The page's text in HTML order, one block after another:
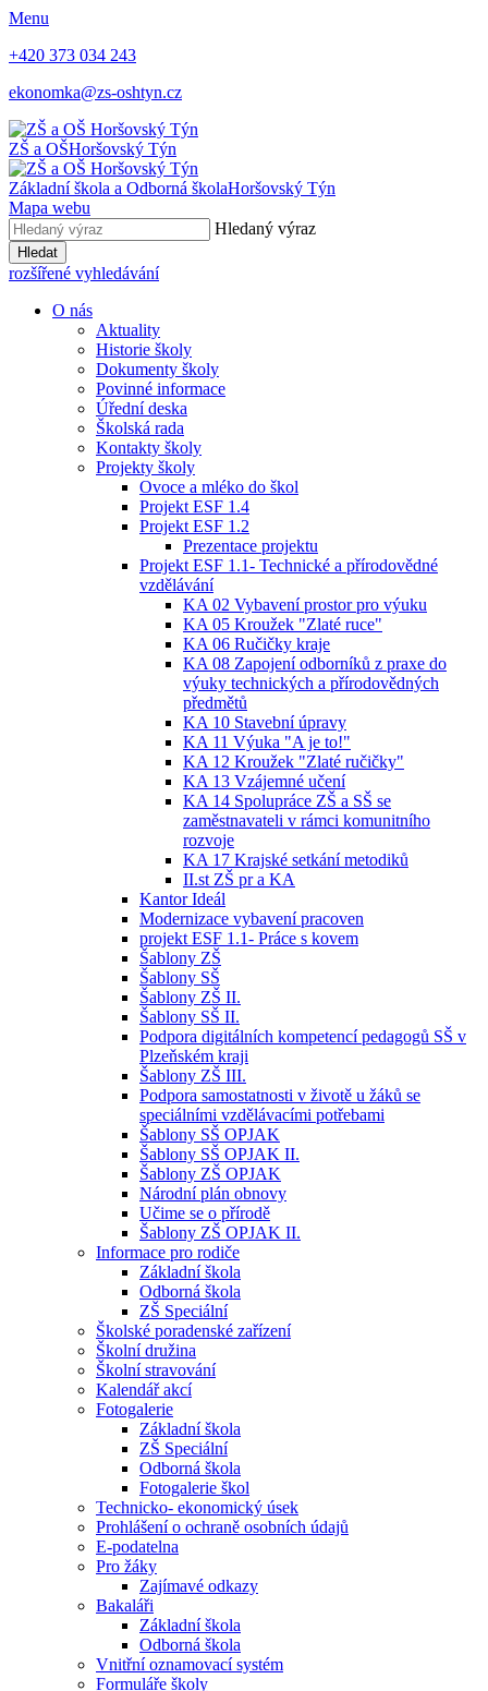
Menu
+420 373 034 243
ekonomka@zs-oshtyn.cz
ZŠ a OŠHoršovský Týn
Základní škola a Odborná školaHoršovský Týn
Mapa webu
Hledaný výraz
Hledat
rozšířené vyhledávání
O nás
Aktuality
Historie školy
Dokumenty školy
Povinné informace
Úřední deska
Školská rada
Kontakty školy
Projekty školy
Ovoce a mléko do škol
Projekt ESF 1.4
Projekt ESF 1.2
Prezentace projektu
Projekt ESF 1.1- Technické a přírodovědné
vzdělávání
KA 02 Vybavení prostor pro výuku
KA 05 Kroužek "Zlaté ruce"
KA 06 Ručičky kraje
KA 08 Zapojení odborníků z praxe do
výuky technických a přírodovědných
předmětů
KA 10 Stavební úpravy
KA 11 Výuka "A je to!"
KA 12 Kroužek "Zlaté ručičky"
KA 13 Vzájemné učení
KA 14 Spolupráce ZŠ a SŠ se
zaměstnavateli v rámci komunitního
rozvoje
KA 17 Krajské setkání metodiků
II.st ZŠ pr a KA
Kantor Ideál
Modernizace vybavení pracoven
projekt ESF 1.1- Práce s kovem
Šablony ZŠ
Šablony SŠ
Šablony ZŠ II.
Šablony SŠ II.
Podpora digitálních kompetencí pedagogů SŠ v
Plzeňském kraji
Šablony ZŠ III.
Podpora samostatnosti v životě u žáků se
speciálními vzdělávacími potřebami
Šablony SŠ OPJAK
Šablony SŠ OPJAK II.
Šablony ZŠ OPJAK
Národní plán obnovy
Učime se o přírodě
Šablony ZŠ OPJAK II.
Informace pro rodiče
Základní škola
Odborná škola
ZŠ Speciální
Školské poradenské zařízení
Školní družina
Školní stravování
Kalendář akcí
Fotogalerie
Základní škola
ZŠ Speciální
Odborná škola
Fotogalerie škol
Technicko- ekonomický úsek
Prohlášení o ochraně osobních údajů
E-podatelna
Pro žáky
Zajímavé odkazy
Bakaláři
Základní škola
Odborná škola
Vnitřní oznamovací systém
Formuláře školy